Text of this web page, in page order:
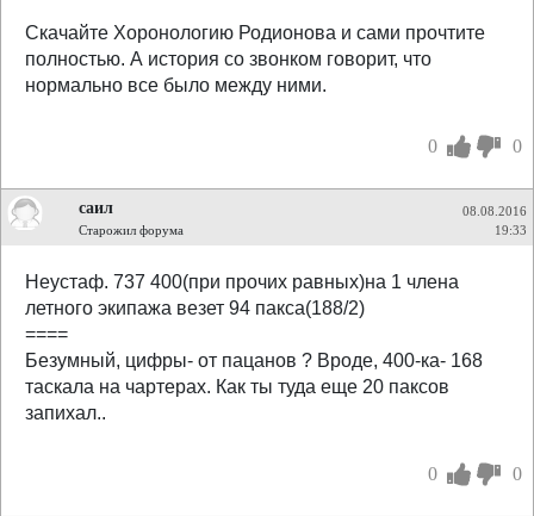
Скачайте Хоронологию Родионова и сами прочтите
полностью. А история со звонком говорит, что
нормально все было между ними.
0 0
саил
Старожил форума
08.08.2016
19:33
Неустаф. 737 400(при прочих равных)на 1 члена
летного экипажа везет 94 пакса(188/2)
====
Безумный, цифры- от пацанов ? Вроде, 400-ка- 168
таскала на чартерах. Как ты туда еще 20 паксов
запихал..
0 0